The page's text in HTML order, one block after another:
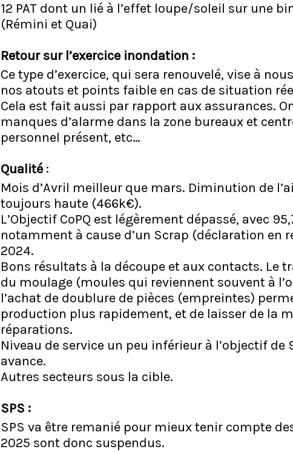
12 PAT dont un lié à l’effet loupe/soleil sur une
(Rémini et Quai)
Retour sur l’exercice inondation :
Ce type d’exercice, qui sera renouvelé, vise à
nos atouts et points faible en cas de situation
Cela est fait aussi par rapport aux assurances.
manques d’alarme dans la zone bureaux et
personnel présent, etc…
Qualité :
Mois d’Avril meilleur que mars. Diminution de
toujours haute (466k€).
L’Objectif CoPQ est légèrement dépassé, avec
notamment à cause d’un Scrap (déclaration en
2024.
Bons résultats à la découpe et aux contacts. Le
du moulage (moules qui reviennent souvent à
l’achat de doublure de pièces (empreintes)
production plus rapidement, et de laisser de la
réparations.
Niveau de service un peu inférieur à l’objectif de
avance.
Autres secteurs sous la cible.
SPS :
SPS va être remanié pour mieux tenir compte
2025 sont donc suspendus.